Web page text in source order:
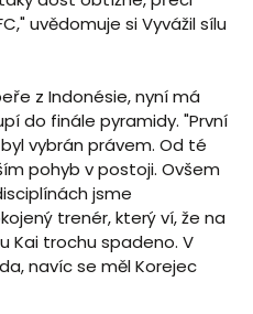
uvědomuje si Vyvážil sílu
z Indonésie, nyní má
do finále pyramidy. "První
vybrán právem. Od té
pohyb v postoji. Ovšem
jsme
trenér, který ví, že na
Kai trochu spadeno. V
navíc se měl Korejec